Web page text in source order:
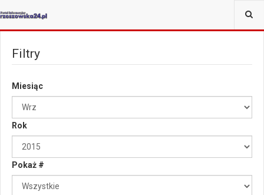
JESTEŚ TUTAJ:
Filtry
Miesiąc
Rok
Pokaż #